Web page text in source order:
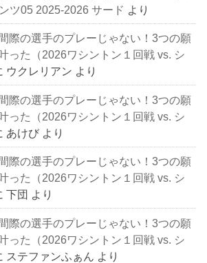
ツ05 2025-2026 サード より
際の選手のプレーじゃない！3つの願
った（2026ワシントン１回戦 vs. シ
ウクレリアン より
際の選手のプレーじゃない！3つの願
った（2026ワシントン１回戦 vs. シ
あけび より
際の選手のプレーじゃない！3つの願
った（2026ワシントン１回戦 vs. シ
下団 より
際の選手のプレーじゃない！3つの願
った（2026ワシントン１回戦 vs. シ
ステファンふぁん より